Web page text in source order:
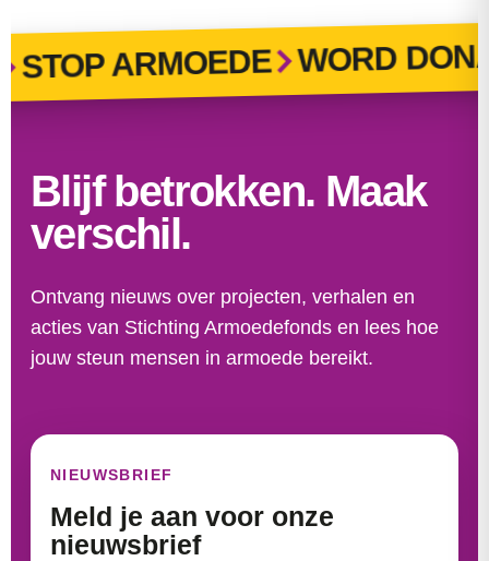
STOP ARMOEDE WORD
Blijf betrokken. Maak
verschil.
Ontvang nieuws over projecten, verhalen en
acties van Stichting Armoedefonds en lees hoe
jouw steun mensen in armoede bereikt.
NIEUWSBRIEF
Meld je aan voor onze
nieuwsbrief